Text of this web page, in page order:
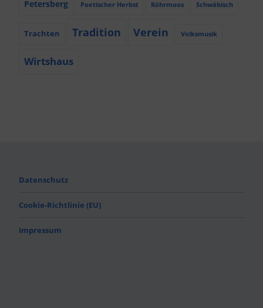
Petersberg Poetischer Herbst Röhrmoos Schwäbisch
Trachten Tradition Verein Volksmusik
Wirtshaus
Datenschutz
Cookie-Richtlinie (EU)
Impressum